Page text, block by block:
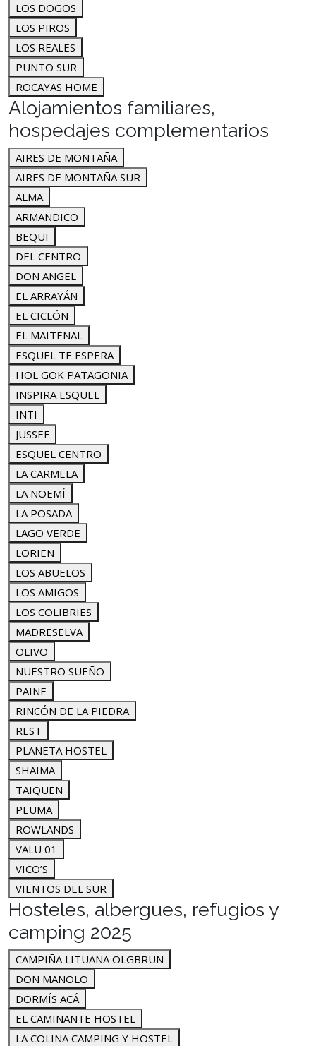
LOS DOGOS
LOS PIROS
LOS REALES
PUNTO SUR
ROCAYAS HOME
Alojamientos familiares,
hospedajes complementarios
AIRES DE MONTAÑA
AIRES DE MONTAÑA SUR
ALMA
ARMANDICO
BEQUI
DEL CENTRO
DON ANGEL
EL ARRAYÁN
EL CICLÓN
EL MAITENAL
ESQUEL TE ESPERA
HOL GOK PATAGONIA
INSPIRA ESQUEL
INTI
JUSSEF
ESQUEL CENTRO
LA CARMELA
LA NOEMÍ
LA POSADA
LAGO VERDE
LORIEN
LOS ABUELOS
LOS AMIGOS
LOS COLIBRIES
MADRESELVA
OLIVO
NUESTRO SUEÑO
PAINE
RINCÓN DE LA PIEDRA
REST
PLANETA HOSTEL
SHAIMA
TAIQUEN
PEUMA
ROWLANDS
VALU 01
VICO’S
VIENTOS DEL SUR
Hosteles, albergues, refugios y
camping 2025
CAMPIÑA LITUANA OLGBRUN
DON MANOLO
DORMÍS ACÁ
EL CAMINANTE HOSTEL
LA COLINA CAMPING Y HOSTEL